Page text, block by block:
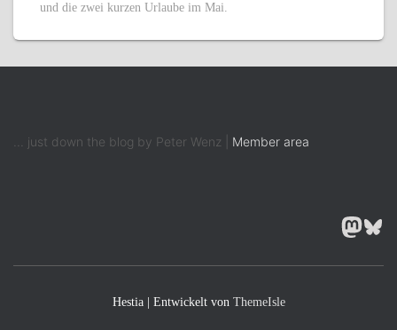
und die zwei kurzen Urlaube im Mai.
... just down the blog by Peter Wenz | Member area
MASTODON
Hestia | Entwickelt von ThemeIsle